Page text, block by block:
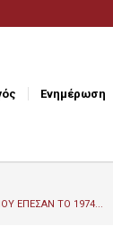
Ενημέρωση
ΕΠΕΣΑΝ ΤΟ 1974...